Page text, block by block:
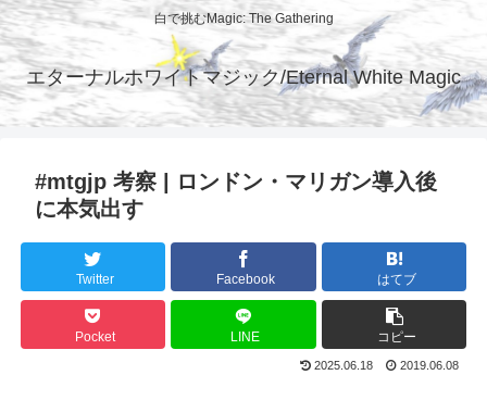
白で挑むMagic: The Gathering
エターナルホワイトマジック/Eternal White Magic
#mtgjp 考察 | ロンドン・マリガン導入後
に本気出す
Twitter Facebook はてブ
Pocket LINE コピー
2025.06.18 2019.06.08